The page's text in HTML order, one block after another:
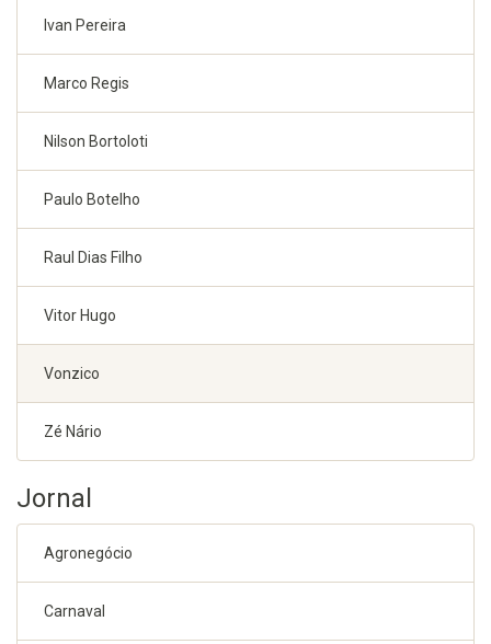
Ivan Pereira
Marco Regis
Nilson Bortoloti
Paulo Botelho
Raul Dias Filho
Vitor Hugo
Vonzico
Zé Nário
Jornal
Agronegócio
Carnaval